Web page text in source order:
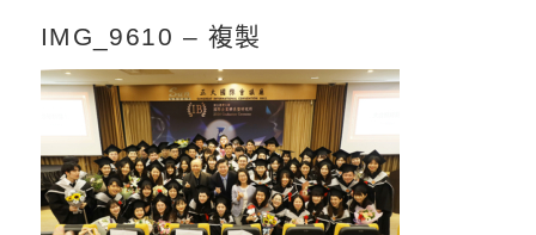
IMG_9610 – 複製